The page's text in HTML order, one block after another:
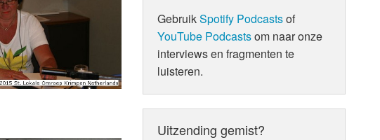
GebruikSpotify Podcastsof
YouTube Podcastsom naar onze
interviews en fragmenten te
luisteren.
Uitzending gemist?